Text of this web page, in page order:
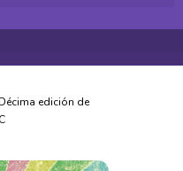
Décima edición de